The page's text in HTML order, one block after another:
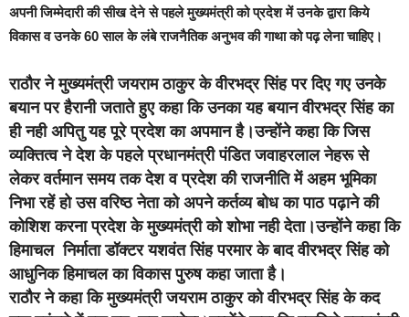
अपनी जिम्मेदारी की सीख देने से पहले मुख्यमंत्री को प्रदेश में उनके द्वारा किये
विकास व उनके 60 साल के लंबे राजनैतिक अनुभव की गाथा को पढ़ लेना चाहिए।
राठौर ने मुख्यमंत्री जयराम ठाकुर के वीरभद्र सिंह पर दिए गए उनके
बयान पर हैरानी जताते हुए कहा कि उनका यह बयान वीरभद्र सिंह का
ही नही अपितु यह पूरे प्रदेश का अपमान है।उन्होंने कहा कि जिस
व्यक्तित्व ने देश के पहले प्रधानमंत्री पंडित जवाहरलाल नेहरू से
लेकर वर्तमान समय तक देश व प्रदेश की राजनीति में अहम भूमिका
निभा रहें हो उस वरिष्ठ नेता को अपने कर्तव्य बोध का पाठ पढ़ाने की
कोशिश करना प्रदेश के मुख्यमंत्री को शोभा नही देता।उन्होंने कहा कि
हिमाचल निर्माता डॉक्टर यशवंत सिंह परमार के बाद वीरभद्र सिंह को
आधुनिक हिमाचल का विकास पुरुष कहा जाता है।
राठौर ने कहा कि मुख्यमंत्री जयराम ठाकुर को वीरभद्र सिंह के कद